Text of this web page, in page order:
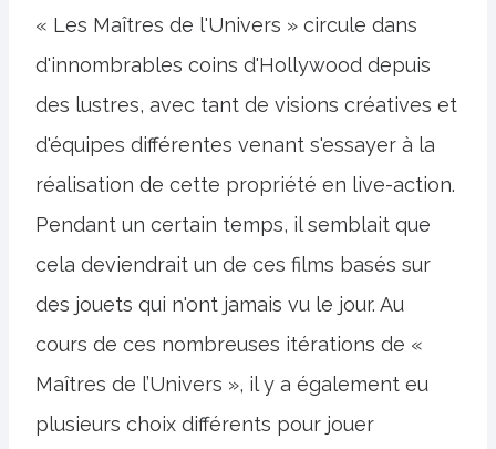
« Les Maîtres de l'Univers » circule dans
d'innombrables coins d'Hollywood depuis
des lustres, avec tant de visions créatives et
d'équipes différentes venant s'essayer à la
réalisation de cette propriété en live-action.
Pendant un certain temps, il semblait que
cela deviendrait un de ces films basés sur
des jouets qui n'ont jamais vu le jour. Au
cours de ces nombreuses itérations de «
Maîtres de l’Univers », il y a également eu
plusieurs choix différents pour jouer